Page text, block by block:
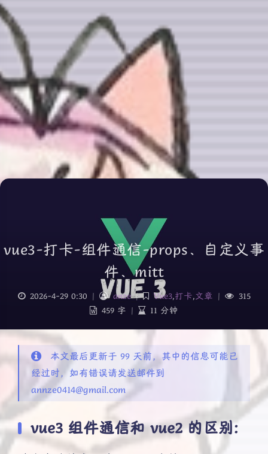
vue3-打卡-组件通信-props、自定义事
件、mitt
2026-4-29 0:30 | anze | Vue3,打卡,文章 |
315
459 字 | 11 分钟
本文最后更新于 99 天前，其中的信息可能已
经过时，如有错误请发送邮件到
annze0414@gmail.com
vue3 组件通信和 vue2 的区别: